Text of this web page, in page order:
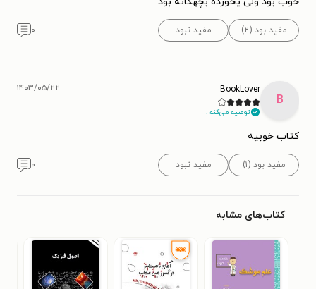
مفید بود (۲) مفید نبود ۰
B
BookLover
توصیه می‌کنم.
۱۴۰۳/۰۵/۲۲
کتاب خوبیه
مفید بود (۱) مفید نبود ۰
کتاب‌های مشابه